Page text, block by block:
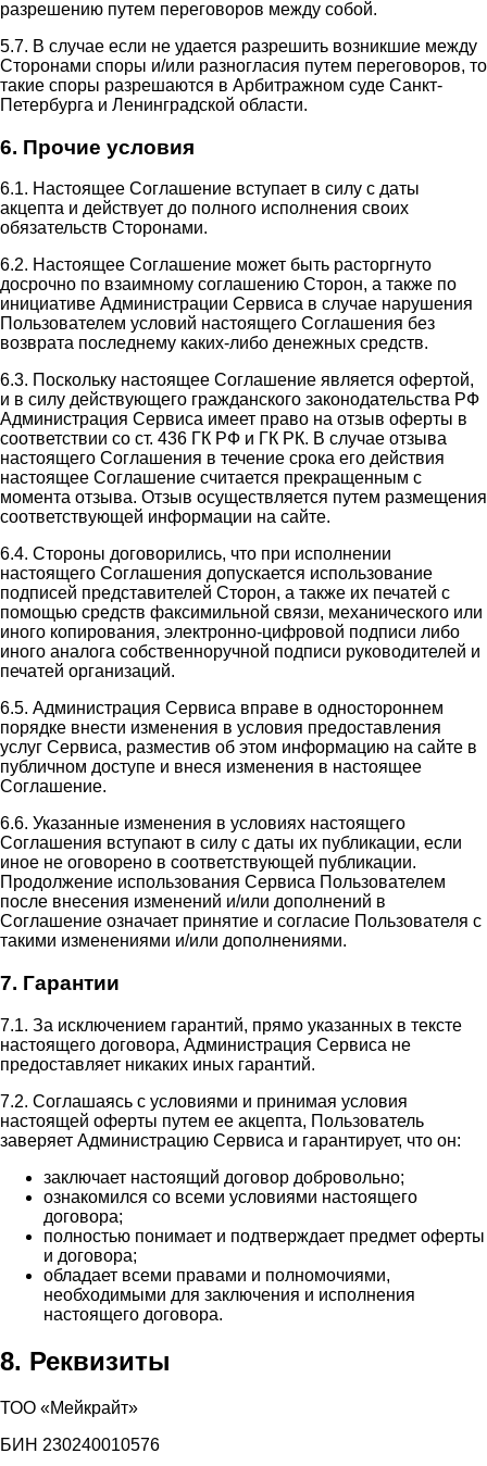
разрешению путем переговоров между собой.
5.7. В случае если не удается разрешить возникшие между
Сторонами споры и/или разногласия путем переговоров, то
такие споры разрешаются в Арбитражном суде Санкт-
Петербурга и Ленинградской области.
6. Прочие условия
6.1. Настоящее Соглашение вступает в силу с даты
акцепта и действует до полного исполнения своих
обязательств Сторонами.
6.2. Настоящее Соглашение может быть расторгнуто
досрочно по взаимному соглашению Сторон, а также по
инициативе Администрации Сервиса в случае нарушения
Пользователем условий настоящего Соглашения без
возврата последнему каких-либо денежных средств.
6.3. Поскольку настоящее Соглашение является офертой,
и в силу действующего гражданского законодательства РФ
Администрация Сервиса имеет право на отзыв оферты в
соответствии со ст. 436 ГК РФ и ГК РК. В случае отзыва
настоящего Соглашения в течение срока его действия
настоящее Соглашение считается прекращенным с
момента отзыва. Отзыв осуществляется путем размещения
соответствующей информации на сайте.
6.4. Стороны договорились, что при исполнении
настоящего Соглашения допускается использование
подписей представителей Сторон, а также их печатей с
помощью средств факсимильной связи, механического или
иного копирования, электронно-цифровой подписи либо
иного аналога собственноручной подписи руководителей и
печатей организаций.
6.5. Администрация Сервиса вправе в одностороннем
порядке внести изменения в условия предоставления
услуг Сервиса, разместив об этом информацию на сайте в
публичном доступе и внеся изменения в настоящее
Соглашение.
6.6. Указанные изменения в условиях настоящего
Соглашения вступают в силу с даты их публикации, если
иное не оговорено в соответствующей публикации.
Продолжение использования Сервиса Пользователем
после внесения изменений и/или дополнений в
Соглашение означает принятие и согласие Пользователя с
такими изменениями и/или дополнениями.
7. Гарантии
7.1. За исключением гарантий, прямо указанных в тексте
настоящего договора, Администрация Сервиса не
предоставляет никаких иных гарантий.
7.2. Соглашаясь с условиями и принимая условия
настоящей оферты путем ее акцепта, Пользователь
заверяет Администрацию Сервиса и гарантирует, что он:
заключает настоящий договор добровольно;
ознакомился со всеми условиями настоящего
договора;
полностью понимает и подтверждает предмет оферты
и договора;
обладает всеми правами и полномочиями,
необходимыми для заключения и исполнения
настоящего договора.
8. Реквизиты
ТОО «Мейкрайт»
БИН 230240010576